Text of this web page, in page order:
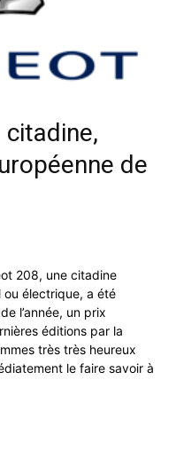
citadine,
de
208, une citadine
ou électrique, a été
l’année, un prix
éditions par la
très très heureux
le faire savoir à